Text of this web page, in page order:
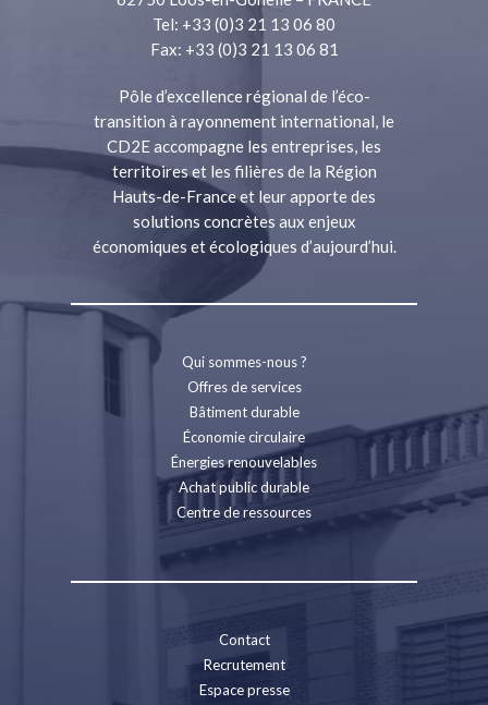
Tel: +33 (0)3 21 13 06 80
Fax: +33 (0)3 21 13 06 81
Pôle d’excellence régional de l’éco-
transition à rayonnement international, le
CD2E accompagne les entreprises, les
territoires et les filières de la Région
Hauts-de-France et leur apporte des
solutions concrètes aux enjeux
économiques et écologiques d’aujourd’hui.
Qui sommes-nous ?
Offres de services
Bâtiment durable
Économie circulaire
Énergies renouvelables
Achat public durable
Centre de ressources
Contact
Recrutement
Espace presse